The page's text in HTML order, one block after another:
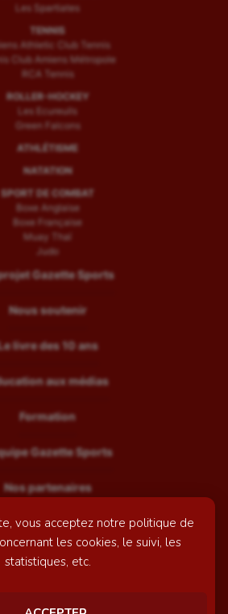
vous acceptez notre politique de
les cookies, le suivi, les
statistiques, etc.
Les Spartiates
TENNIS
Athletic Club Tennis
Club Amiens Métropole
RCA Tennis
ROLLER-HOCKEY
Les Ecureuils
Green Falcons
ATHLÉTISME
NATATION
SPORT DE COMBAT
Boxe Anglaise
Boxe Française
Muay Thaï
Judo
Gazette Sports
Nous soutenir
livre des 10 ans
aux médias
Formation
Gazette Sports
Nos partenaires
Recrutement
Mentions légales